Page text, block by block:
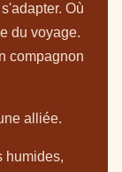
Où
du voyage.
compagnon
alliée.
humides,